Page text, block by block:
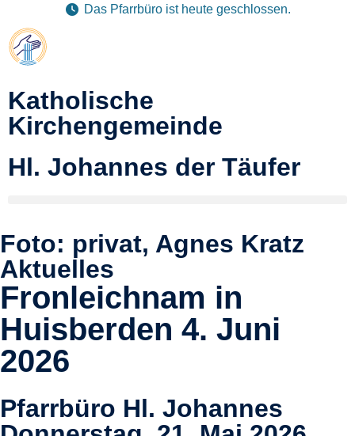
Das Pfarrbüro ist heute geschlossen.
Katholische
Kirchengemeinde
Hl. Johannes der Täufer
Foto: privat, Agnes Kratz
Aktuelles
Fronleichnam in
Huisberden 4. Juni
2026
Pfarrbüro Hl. Johannes